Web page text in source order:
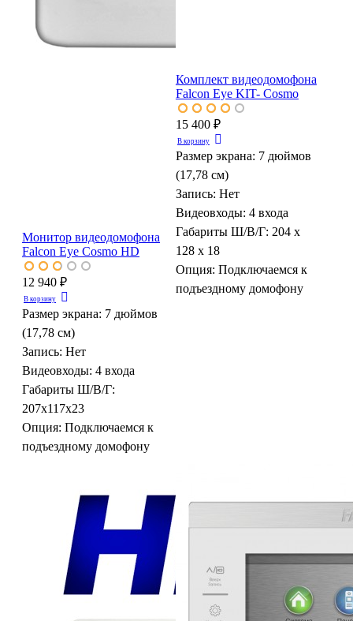
Монитор видеодомофона
Falcon Eye Cosmo HD
12 940 ₽
В корзину
Размер экрана: 7 дюймов
(17,78 см)
Запись: Нет
Видеовходы: 4 входа
Габариты Ш/В/Г:
207x117x23
Опция: Подключаемся к
подъездному домофону
Комплект видеодомофона
Falcon Eye KIT- Cosmo
15 400 ₽
В корзину
Размер экрана: 7 дюймов
(17,78 см)
Запись: Нет
Видеовходы: 4 входа
Габариты Ш/В/Г: 204 х
128 х 18
Опция: Подключаемся к
подъездному домофону